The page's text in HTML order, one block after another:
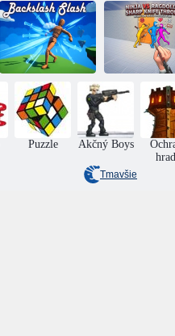
Multiplayerová
strieľačka z
pohľadu prvej
osoby Vojenský
boj
Gym
Online Útek
Opaľovať sa
Ninja vs.
handrová
bábika:
Hádzanie
nožom!
Puzzle Akčný Boys
Tmavšie